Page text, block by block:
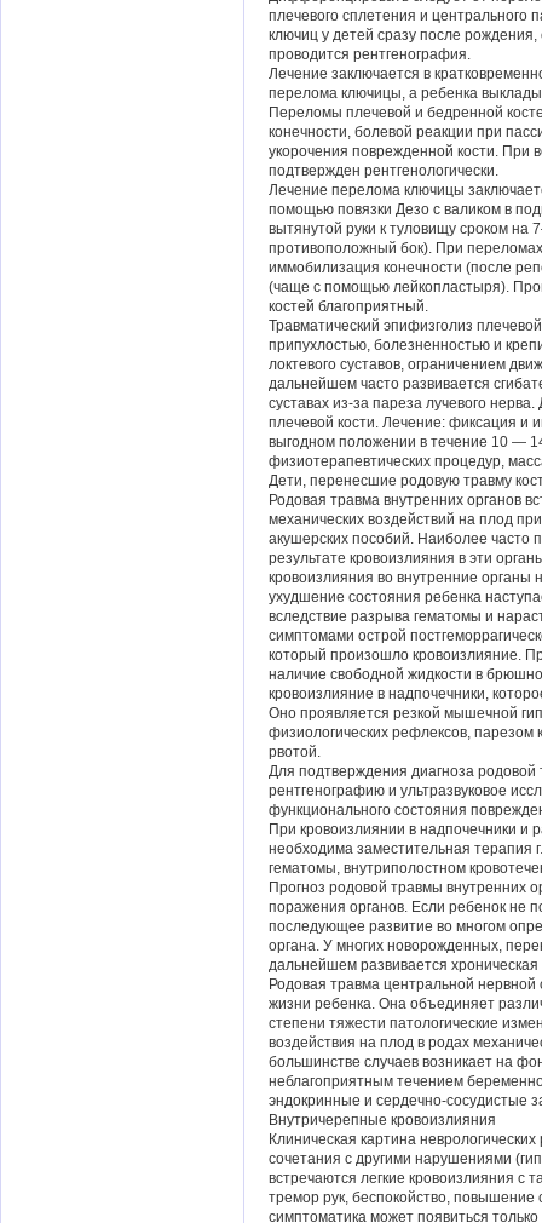
плечевого сплетения и центрального
ключиц у детей сразу после
проводится рентгенография.
Лечение заключается в
перелома ключицы, а ребенка
Переломы плечевой и бедренной
конечности, болевой реакции при
укорочения поврежденной кости. При
подтвержден рентгенологически.
Лечение перелома ключицы
помощью повязки Дезо с валиком в
вытянутой руки к туловищу сроком
противоположный бок). При
иммобилизация конечности (после
(чаще с помощью лейкопластыря).
костей благоприятный.
Травматический эпифизголиз
припухлостью, болезненностью и
локтевого суставов, ограничением
дальнейшем часто развивается
суставах из-за пареза лучевого
плечевой кости. Лечение: фиксация и
выгодном положении в течение 10 —
физиотерапевтических процедур,
Дети, перенесшие родовую травму
Родовая травма внутренних органов
механических воздействий на плод
акушерских пособий. Наиболее часто
результате кровоизлияния в эти
кровоизлияния во внутренние органы
ухудшение состояния ребенка
вследствие разрыва гематомы и
симптомами острой
который произошло кровоизлияние.
наличие свободной жидкости в
кровоизлияние в надпочечники,
Оно проявляется резкой мышечной
физиологических рефлексов,
рвотой.
Для подтверждения диагноза
рентгенографию и ультразвуковое
функционального состояния
При кровоизлиянии в надпочечники и
необходима заместительная терапия
гематомы, внутриполостном
Прогноз родовой травмы внутренних
поражения органов. Если ребенок не
последующее развитие во многом
органа. У многих новорожденных,
дальнейшем развивается
Родовая травма центральной
жизни ребенка. Она объединяет
степени тяжести патологические
воздействия на плод в родах
большинстве случаев возникает на
неблагоприятным течением
эндокринные и сердечно-сосудистые
Внутричерепные кровоизлияния
Клиническая картина
сочетания с другими нарушениями
встречаются легкие кровоизлияния с
тремор рук, беспокойство, повышение
симптоматика может появиться